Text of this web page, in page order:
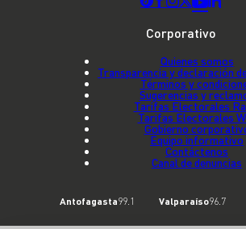
Corporativo
Quienes somos
Transparencia y declaración
Términos y
Sugerencias y
Tarifas Electorales
Tarifas Electorales
Gobierno
Equipo informativo
Contáctenos
Canal de denuncias
Antofagasta99.1 Valparaíso96.7